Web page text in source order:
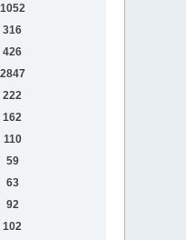
1052
316
426
2847
222
162
110
59
63
92
102